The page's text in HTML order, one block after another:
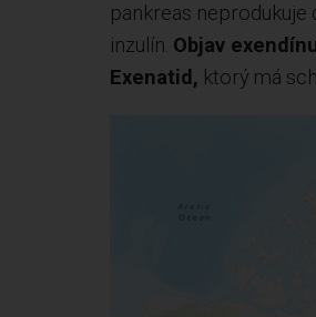
pankreas
inzulín. Objav
Exenatid, ktorý má